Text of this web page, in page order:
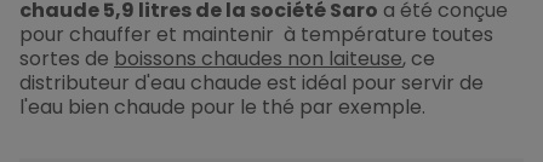
chaude 5,9 litres de la société Saro a été conçue
pour chauffer et maintenir à température toutes
sortes de boissons chaudes non laiteuse, ce
distributeur d'eau chaude est idéal pour servir de
l'eau bien chaude pour le thé par exemple.